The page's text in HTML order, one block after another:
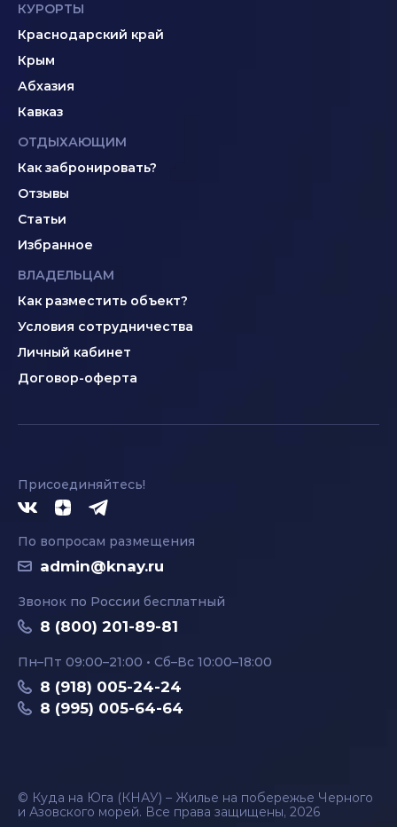
КУРОРТЫ
Краснодарский край
Крым
Абхазия
Кавказ
ОТДЫХАЮЩИМ
Как забронировать?
Отзывы
Статьи
Избранное
ВЛАДЕЛЬЦАМ
Как разместить объект?
Условия сотрудничества
Личный кабинет
Договор-оферта
Присоединяйтесь!
По вопросам размещения
admin@knay.ru
Звонок по России бесплатный
8 (800) 201-89-81
Пн–Пт 09:00–21:00 • Сб–Вс 10:00–18:00
8 (918) 005-24-24
8 (995) 005-64-64
© Куда на Юга (КНАУ) – Жилье на побережье Черного
и Азовского морей. Все права защищены, 2026